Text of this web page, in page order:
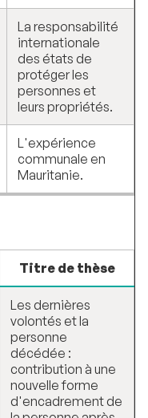
La responsabilité
internationale
des états de
protéger les
personnes et
leurs propriétés.
L'expérience
communale en
Mauritanie.
Titre de thèse
Les dernières
volontés et la
personne
décédée :
contribution à une
nouvelle forme
d'encadrement de